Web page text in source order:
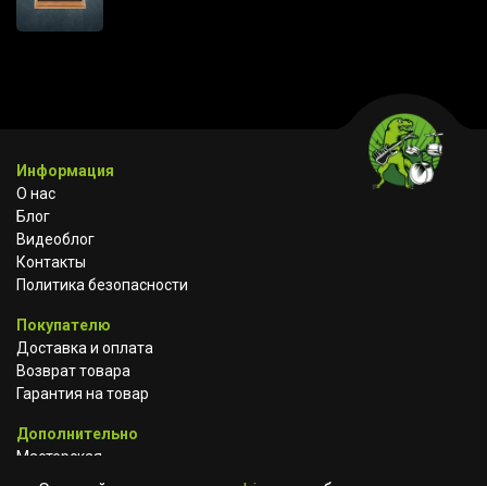
Информация
О нас
Блог
Видеоблог
Контакты
Политика безопасности
Покупателю
Доставка и оплата
Возврат товара
Гарантия на товар
Дополнительно
Мастерская
Сотрудничество